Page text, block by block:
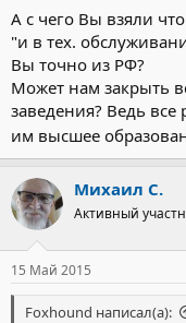
А с чего Вы взяли
"и в тех.
Вы точно из РФ?
Может нам закрыть
заведения? Ведь все
им высшее
Михаил С.
Активный
15 Май 2015
Foxhound написал(а):